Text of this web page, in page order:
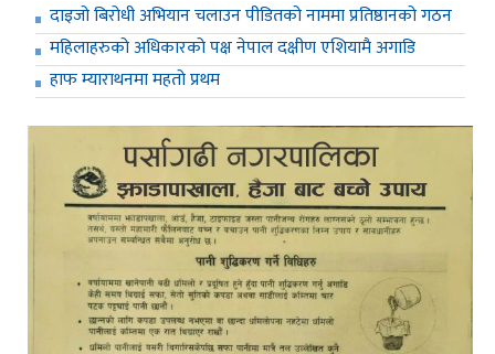
दाइजो बिरोधी अभियान चलाउन पीडितको नाममा प्रतिष्ठानको गठन
महिलाहरुको अधिकारको पक्ष नेपाल दक्षीण एशियामै अगाडि
हाफ म्याराथनमा महतो प्रथम